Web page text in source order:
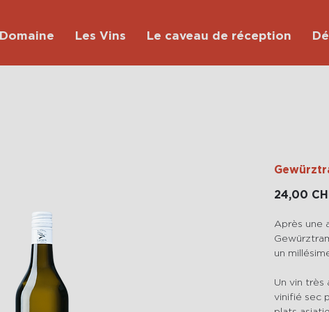
Les Vins Le caveau de réception
24,00
Après une
un
Un vin très
vinifié sec